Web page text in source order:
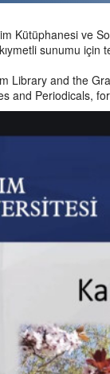
Kütüphanesi ve
sunumu için
Library and the
and Periodicals,